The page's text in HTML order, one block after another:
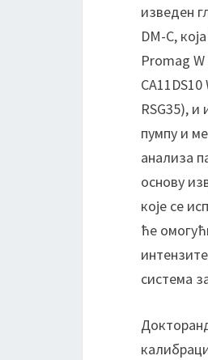
изведен
DM-C,
Promag
RSG35),
пумпу и
анализа
основу
које се
ће
система